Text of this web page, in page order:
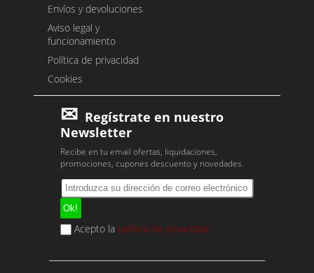
Envíos y devoluciones
Aviso legal y
funcionamiento
Política de privacidad
Cookies
Regístrate en nuestro
Newsletter
Recibe en tu email ofertas, liquidaciones,
promociones, cupones descuento y novedades.
Acepto la política de privacidad